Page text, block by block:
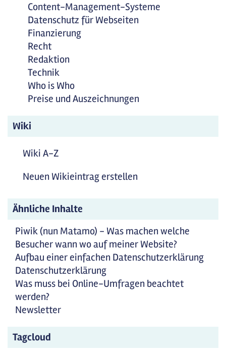
Content-Management-Systeme
Datenschutz für Webseiten
Finanzierung
Recht
Redaktion
Technik
Who is Who
Preise und Auszeichnungen
Wiki
Wiki A-Z
Neuen Wikieintrag erstellen
Ähnliche Inhalte
Piwik (nun Matamo) - Was machen welche
Besucher wann wo auf meiner Website?
Aufbau einer einfachen Datenschutzerklärung
Datenschutzerklärung
Was muss bei Online-Umfragen beachtet
werden?
Newsletter
Tagcloud